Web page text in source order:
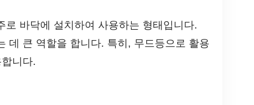
바닥에 설치하여 사용하는 형태입니다.
데 큰 역할을 합니다. 특히, 무드등으로 활용
니다.